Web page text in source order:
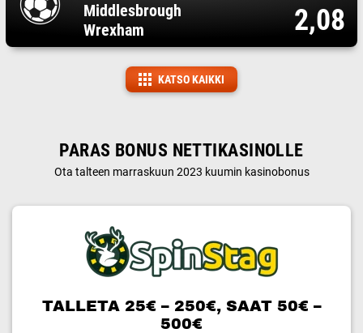
Middlesbrough
Wrexham
2,08
KATSO KAIKKI
PARAS BONUS NETTIKASINOLLE
Ota talteen marraskuun 2023 kuumin kasinobonus
TALLETA 25€ – 250€, SAAT 50€ –
500€